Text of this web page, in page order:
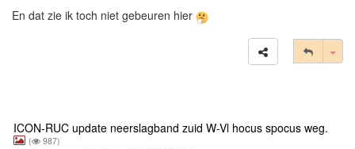
En dat zie ik toch niet gebeuren hier
ICON-RUC update neerslagband zuid W-Vl hocus spocus weg.
( 987)